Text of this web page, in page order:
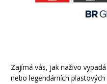
Zajímá vás, jak naživo
nebo legendárních